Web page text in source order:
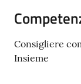
Consigliere
Insieme